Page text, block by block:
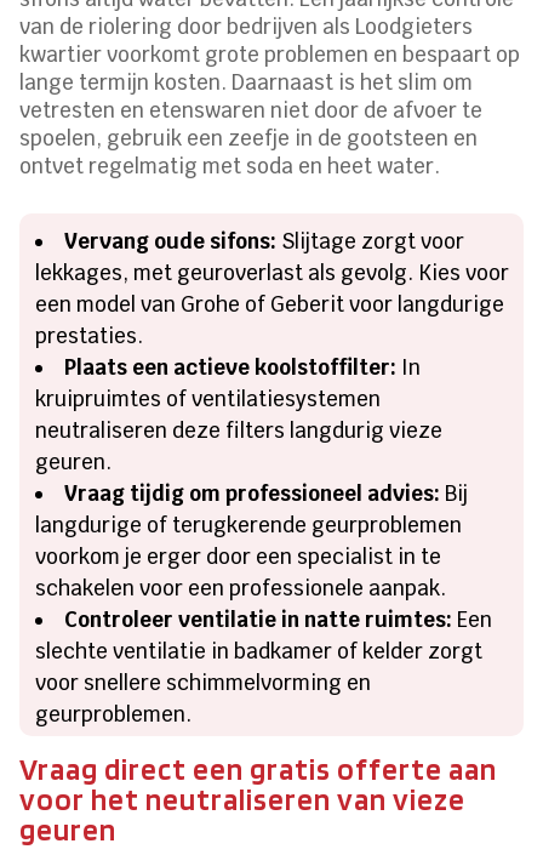
van de riolering door bedrijven als Loodgieters
kwartier voorkomt grote problemen en bespaart op
lange termijn kosten. Daarnaast is het slim om
vetresten en etenswaren niet door de afvoer te
spoelen, gebruik een zeefje in de gootsteen en
ontvet regelmatig met soda en heet water.
Vervang oude sifons: Slijtage zorgt voor
lekkages, met geuroverlast als gevolg. Kies voor
een model van Grohe of Geberit voor langdurige
prestaties.
Plaats een actieve koolstoffilter: In
kruipruimtes of ventilatiesystemen
neutraliseren deze filters langdurig vieze
geuren.
Vraag tijdig om professioneel advies: Bij
langdurige of terugkerende geurproblemen
voorkom je erger door een specialist in te
schakelen voor een professionele aanpak.
Controleer ventilatie in natte ruimtes: Een
slechte ventilatie in badkamer of kelder zorgt
voor snellere schimmelvorming en
geurproblemen.
Vraag direct een gratis offerte aan
voor het neutraliseren van vieze
geuren